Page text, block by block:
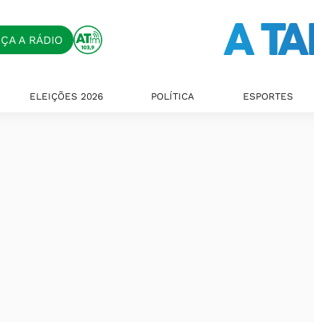
A RÁDIO
ELEIÇÕES 2026 POLÍTICA ESPORTES